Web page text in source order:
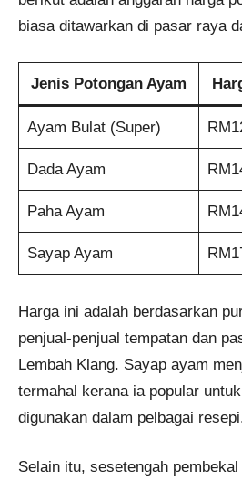
biasa ditawarkan di pasar raya
Jenis Potongan Ayam
Ayam Bulat (Super)
Dada Ayam
Paha Ayam
Sayap Ayam
Harga ini adalah berdasarkan
penjual-penjual tempatan dan
Lembah Klang. Sayap ayam
termahal kerana ia popular
digunakan dalam pelbagai
Selain itu, sesetengah